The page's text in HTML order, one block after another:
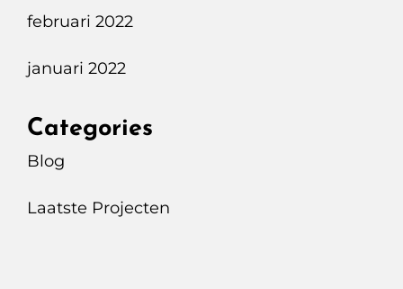
februari 2022
januari 2022
Categories
Blog
Laatste Projecten